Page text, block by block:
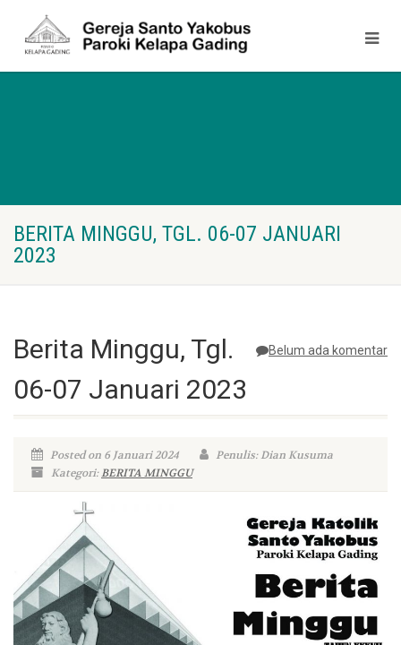
BERITA MINGGU, TGL. 06-07 JANUARI
2023
Belum ada komentar
Berita Minggu, Tgl.
06-07 Januari 2023
Posted on 6 Januari 2024
Penulis: Dian Kusuma
Kategori:BERITA MINGGU